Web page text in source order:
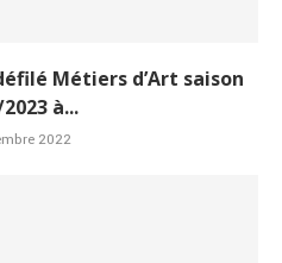
Métiers d’Art saison
à...
2022